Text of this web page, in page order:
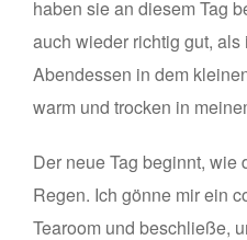
haben sie an diesem Tag
auch wieder richtig gut, als
Abendessen in dem
warm und trocken in
Der neue Tag beginnt, wie
Regen. Ich gönne mir ein
Tearoom und beschließe,